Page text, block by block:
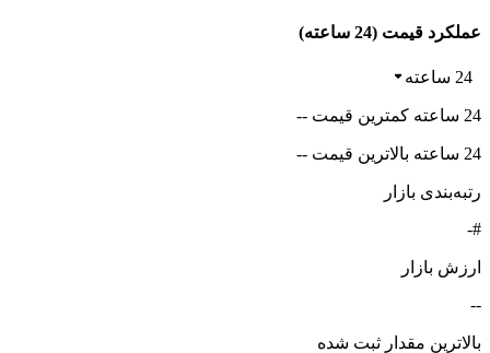
عملکرد قیمت (24 ساعته)
24 ساعته
24 ساعته کمترین قیمت --
24 ساعته بالاترین قیمت --
رتبه‌بندی بازار
#-
ارزش بازار
--
بالاترین مقدار ثبت شده